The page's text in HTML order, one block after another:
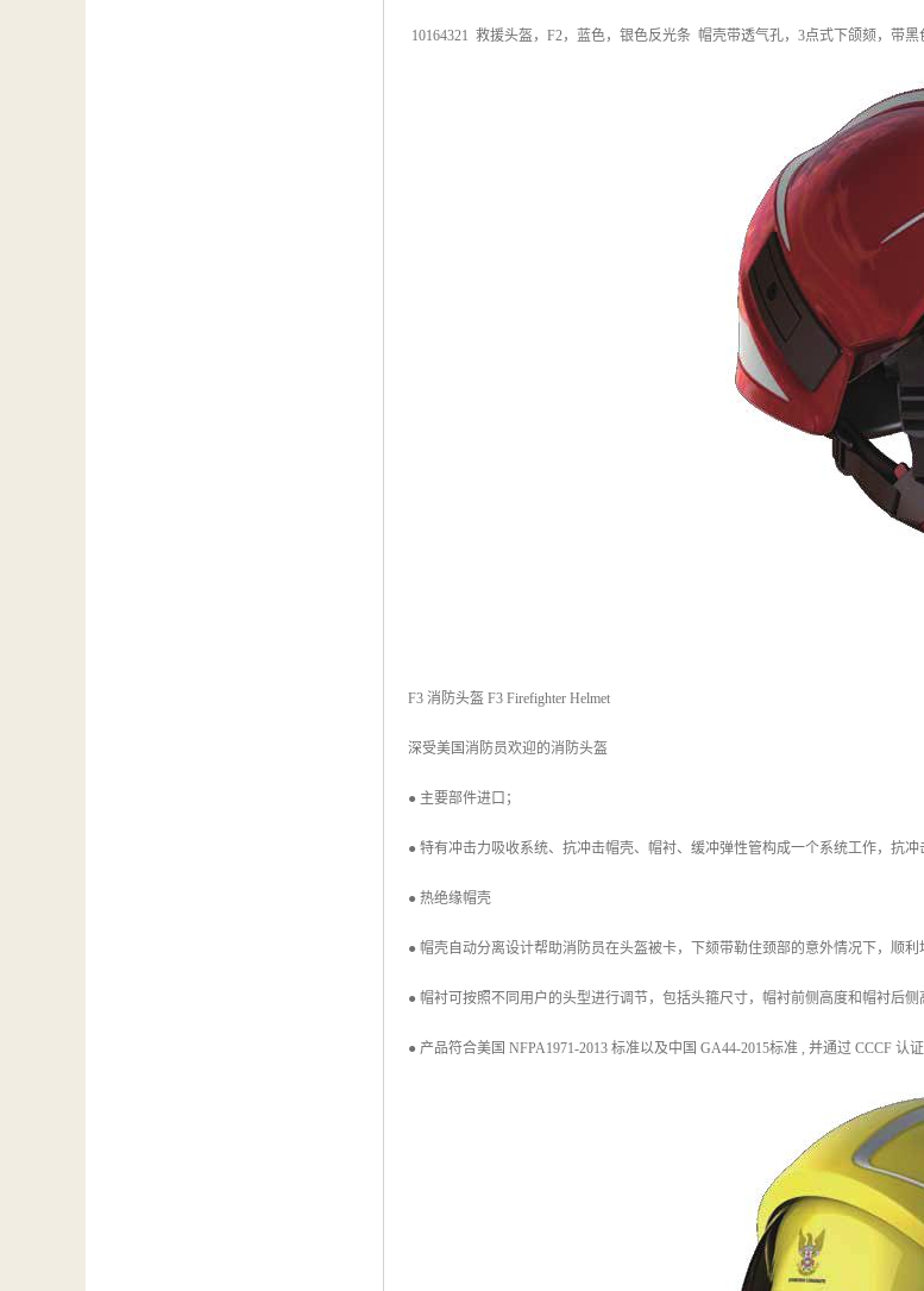
10164321 救援头盔，F2，蓝色，银色反光条 帽壳带透气孔，3点式下颌颏，带黑
F3 消防头盔 F3 Firefighter Helmet
深受美国消防员欢迎的消防头盔
● 主要部件进口；
● 特有冲击力吸收系统、抗冲击帽壳、帽衬、缓冲弹性管构成一个系统工作，抗冲
● 热绝缘帽壳
● 帽壳自动分离设计帮助消防员在头盔被卡，下颏带勒住颈部的意外情况下，顺利
● 帽衬可按照不同用户的头型进行调节，包括头箍尺寸，帽衬前侧高度和帽衬后侧
● 产品符合美国 NFPA1971-2013 标准以及中国 GA44-2015标准 , 并通过 CCCF 认证